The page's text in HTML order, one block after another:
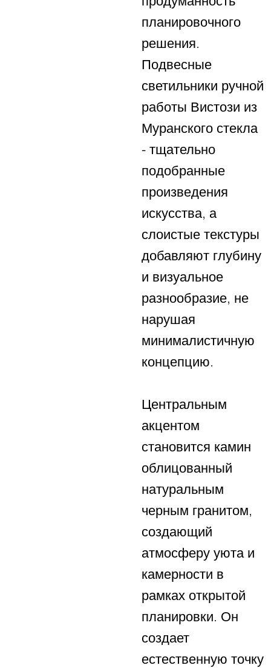
планировочного
решения.
Подвесные
светильники ручной
работы Вистози из
Муранского стекла
- тщательно
подобранные
произведения
искусства, а
слоистые текстуры
добавляют глубину
и визуальное
разнообразие, не
нарушая
минималистичную
концепцию.
Центральным
акцентом
становится камин
облицованный
натуральным
черным гранитом,
создающий
атмосферу уюта и
камерности в
рамках открытой
планировки. Он
создает
естественную точку